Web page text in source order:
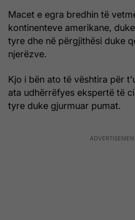
Macet e egra bredhin të
kontinenteve amerikane,
tyre dhe në përgjithësi duke
njerëzve.
Kjo i bën ato të vështira për
ata udhërrëfyes ekspertë të
tyre duke gjurmuar pumat.